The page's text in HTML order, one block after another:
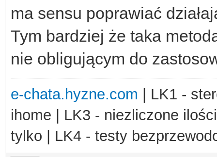
ma sensu poprawiać
Tym bardziej że taka
nie obligującym do
e-chata.hyzne.com | LK1 -
ihome | LK3 - niezliczone
tylko | LK4 - testy